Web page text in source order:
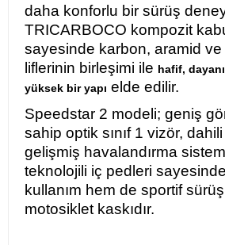
daha konforlu bir sürüş
TRICARBOCO kompozit
sayesinde karbon, aramid ve
liflerinin birleşimi ile hafif,
yüksek bir yapı elde edilir.
Speedstar 2 modeli; geniş
sahip optik sınıf 1 vizör,
gelişmiş havalandırma
teknolojili iç pedleri
kullanım hem de sportif
motosiklet kaskıdır.